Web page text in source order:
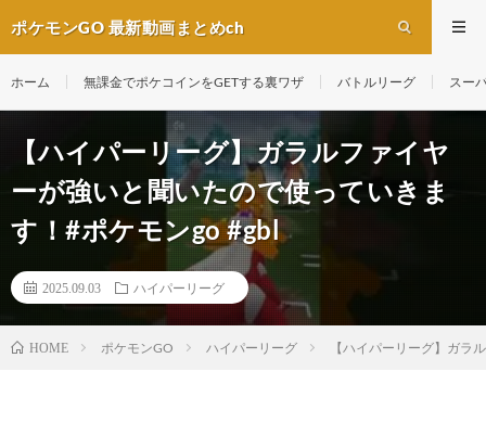
ポケモンGO 最新動画まとめch
ホーム 無課金でポケコインをGETする裏ワザ バトルリーグ スー
【ハイパーリーグ】ガラルファイヤ
ーが強いと聞いたので使っていきま
す！#ポケモンgo #gbl
2025.09.03 ハイパーリーグ
HOME ポケモンGO ハイパーリーグ 【ハイパーリーグ】ガラ